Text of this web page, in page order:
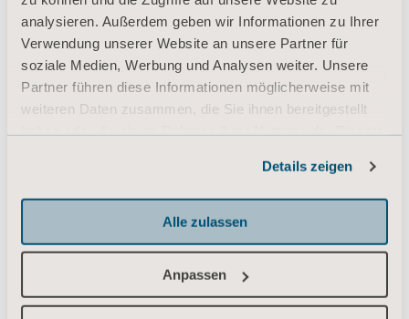
analysieren. Außerdem geben wir Informationen zu Ihrer
Verwendung unserer Website an unsere Partner für
soziale Medien, Werbung und Analysen weiter. Unsere
Partner führen diese Informationen möglicherweise mit
weiteren Daten zusammen, die Sie ihnen bereitgestellt
Details zeigen
Alle zulassen
Anpassen
zukunftssichere Lösung, die sich an die sich
ändernden Bedürfnisse von
Pflegebedürftigen anpasst und gleichzeitig
die Effizienz der Pflegekräfte optimiert.
Für uns bei Arjo gilt: Erfahren bedeutet
verstehen. Buchen Sie noch heute eine
sich der Maxi Move®
5 in Ihre Einrichtung
integrieren lässt und Transfers von Menschen